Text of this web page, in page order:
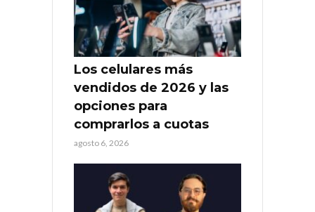
Los celulares más
vendidos de 2026 y las
opciones para
comprarlos a cuotas
agosto 6, 2026